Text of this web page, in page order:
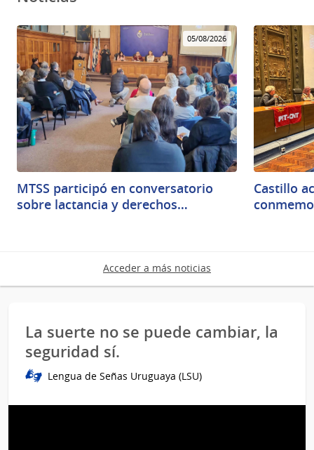
05/08/2026
MTSS participó en conversatorio
sobre lactancia y derechos…
Castillo
Acceder a más noticias
La suerte no se puede cambiar, la
seguridad sí.
Lengua de Señas Uruguaya (LSU)